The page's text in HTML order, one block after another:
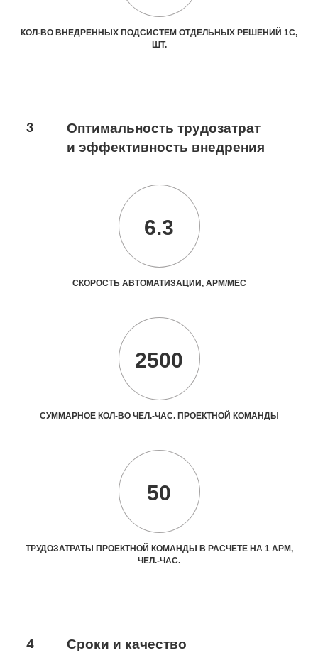
КОЛ-ВО ВНЕДРЕННЫХ ПОДСИСТЕМ ОТДЕЛЬНЫХ РЕШЕНИЙ 1С,
ШТ.
3
Оптимальность трудозатрат
и эффективность внедрения
6.3
СКОРОСТЬ АВТОМАТИЗАЦИИ, АРМ/МЕС
2500
СУММАРНОЕ КОЛ-ВО ЧЕЛ.-ЧАС. ПРОЕКТНОЙ КОМАНДЫ
50
ТРУДОЗАТРАТЫ ПРОЕКТНОЙ КОМАНДЫ В РАСЧЕТЕ НА 1 АРМ,
ЧЕЛ.-ЧАС.
4 Сроки и качество